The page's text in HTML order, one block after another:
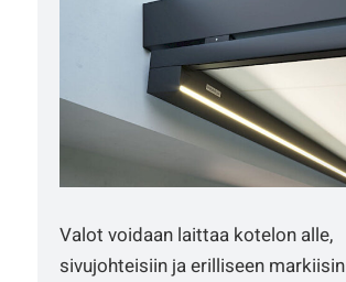
Valot voidaan laittaa kotelon alle,
sivujohteisiin ja erilliseen markiisin